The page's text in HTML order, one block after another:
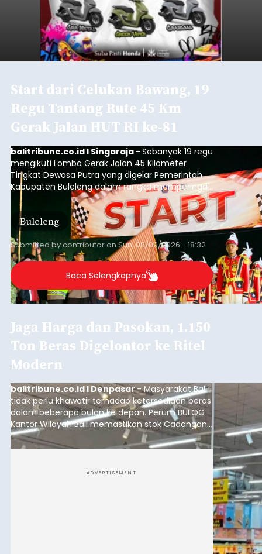
Start dari Celukan Bawang, 19
Regu Tantang Rute 45 Km
Gerak Jalan HUT RI ke-81
balitribune.co.id I Singaraja - Sebanyak 19 regu
mengikuti Lomba Gerak Jalan 45 Kilometer
Tingkat Dewasa Putra yang digelar Pemerintah
Kabupaten Buleleng dalam rangka memperingati
HUT ke-81 Kemerdekaan Republik Indonesia.
Lomba resmi dimulai dari Lapangan Sepak Bola
Desa Celukan Bawang, Sabtu (8/8/2026) malam.
Buleleng
Submitted bycontributoron Sun, 08/09/2026 - 18:32
Baca Selengkapnya
Jaga Harga dan Pasokan, 1.150
Ton Beras Digelontor ke Ritel
Modern
balitribune.co.id I Denpasar- Masyarakat Bali
tidak perlu khawatir terhadap ketersediaan beras
dalam beberapa bulan ke depan. Perum BULOG
Kantor Wilayah Bali memastikan stok Cadangan
Beras Pemerintah (CBP) masih dalam kondisi
aman, bahkan diproyeksikan mampu memenuhi
ADVERTISEMENT